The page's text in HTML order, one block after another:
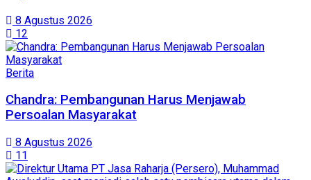
8 Agustus 2026
12
Berita
Chandra: Pembangunan Harus Menjawab
Persoalan Masyarakat
8 Agustus 2026
11